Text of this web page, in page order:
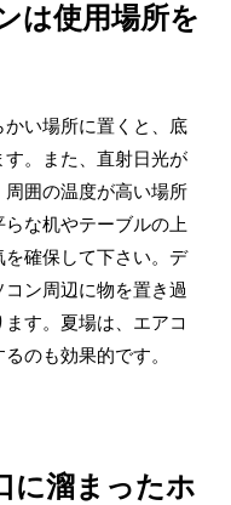
は使用場所を
い場所に置くと、底
。また、直射日光が
囲の温度が高い場所
な机やテーブルの上
確保して下さい。デ
ン周辺に物を置き過
す。夏場は、エアコ
のも効果的です。
に溜まったホ